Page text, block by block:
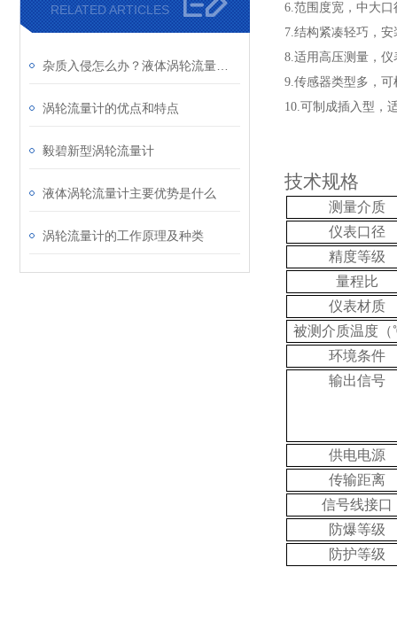
RELATED ARTICLES
涡轮流量计的优点和特点
毅碧新型涡轮流量计
液体涡轮流量计主要优势是什么
涡轮流量计的工作原理及种类
6.范围度宽，中大口
7.结构紧凑轻巧，
8.适用高压测量，
9.传感器类型多，
10.可制成插入型，
技术规格
测量介质
仪表口径
精度等级
量程比
仪表材质
被测介质温度
环境条件
输出信号
供电电源
传输距离
信号线接口
防爆等级
防护等级